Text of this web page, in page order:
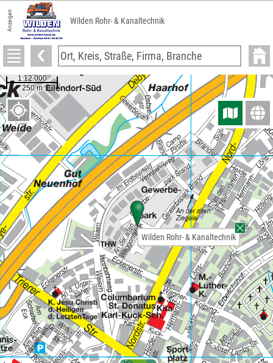
Anzeigen Wilden Rohr- & Kanaltechnik
Wilden Rohr- & Kanaltechnik